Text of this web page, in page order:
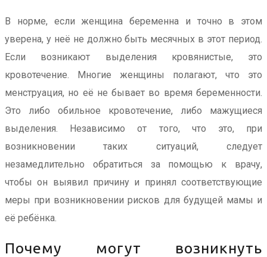
В норме, если женщина беременна и точно в этом
уверена, у неё не должно быть месячных в этот период.
Если возникают выделения кровянистые, это
кровотечение. Многие женщины полагают, что это
менструация, но её не бывает во время беременности.
Это либо обильное кровотечение, либо мажущиеся
выделения. Независимо от того, что это, при
возникновении таких ситуаций, следует
незамедлительно обратиться за помощью к врачу,
чтобы он выявил причину и принял соответствующие
меры при возникновении рисков для будущей мамы и
её ребёнка.
Почему могут возникнуть